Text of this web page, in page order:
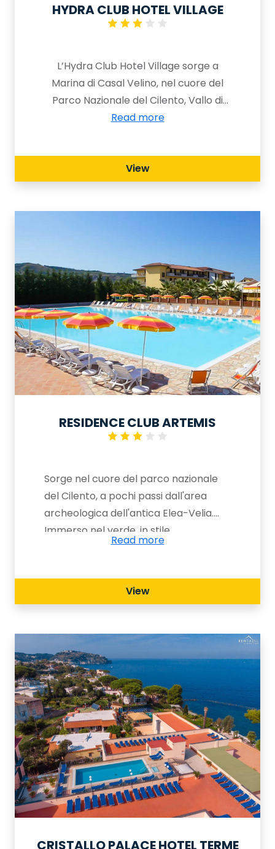
HYDRA CLUB HOTEL VILLAGE
L’Hydra Club Hotel Village sorge a
Marina di Casal Velino, nel cuore del
Parco Nazionale del Cilento, Vallo di
Diano e Alburni, in provincia di Salerno.
autentica e per la bellezza naturale
che lo circonda: dalle colline
Read more
View
RESIDENCE CLUB ARTEMIS
Sorge nel cuore del parco nazionale
del Cilento, a pochi passi dall'area
archeologica dell'antica Elea-Velia.
Immerso nel verde, in stile
mediterraneo, dotato di tutti i comfort
divertimento.
Read more
View
CRISTALLO PALACE HOTEL TERME